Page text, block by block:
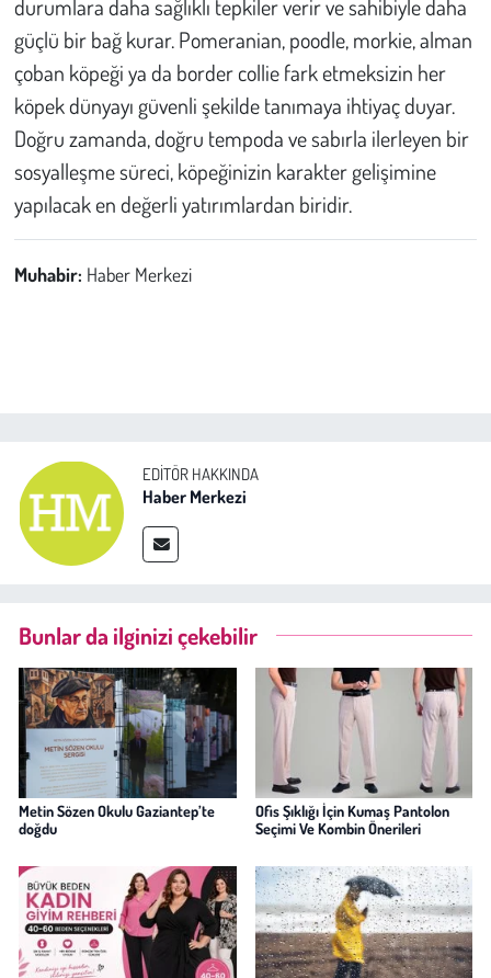
durumlara daha sağlıklı tepkiler verir ve sahibiyle daha
güçlü bir bağ kurar. Pomeranian, poodle, morkie, alman
çoban köpeği ya da border collie fark etmeksizin her
köpek dünyayı güvenli şekilde tanımaya ihtiyaç duyar.
Doğru zamanda, doğru tempoda ve sabırla ilerleyen bir
sosyalleşme süreci, köpeğinizin karakter gelişimine
yapılacak en değerli yatırımlardan biridir.
Muhabir: Haber Merkezi
EDITÖR HAKKINDA
Haber Merkezi
Bunlar da ilginizi çekebilir
Metin Sözen Okulu Gaziantep’te
doğdu
Ofis Şıklığı İçin Kumaş Pantolon
Seçimi Ve Kombin Önerileri